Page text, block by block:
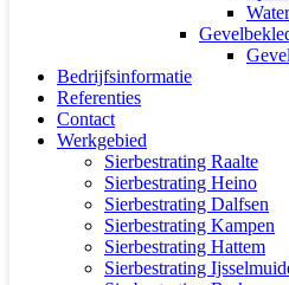
Bedrijfsinformatie
Referenties
Contact
Werkgebied
Sierbestrating Raalte
Sierbestrating Heino
Sierbestrating Dalfsen
Sierbestrating Kampen
Sierbestrating Hattem
Sierbestrating